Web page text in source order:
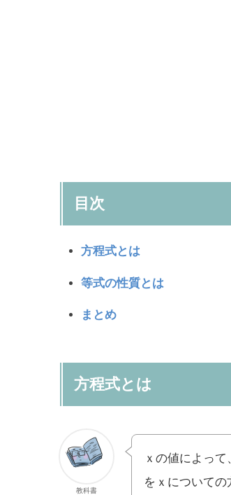
目次
方程式とは
等式の性質とは
まとめ
方程式とは
教科書
ｘの値によっ
をｘについての